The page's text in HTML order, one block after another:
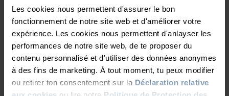
Les cookies nous permettent d'assurer le bon
fonctionnement de notre site web et d'améliorer votre
expérience. Les cookies nous permettent d'anlayser les
performances de notre site web, de te proposer du
contenu personnalisé et d'utiliser des données anonymes
à des fins de marketing. À tout moment, tu peux modifier
ou retirer ton consentement sur la Déclaration relative
Essential
38,45 €54,95 €
Zeroweight 3 Inch
55,95 €69,95 €
%
Collant de running
Zeroweight
-30 %
Promos d’été
Short de running 2 en 1
Zeroweight 3 Inch